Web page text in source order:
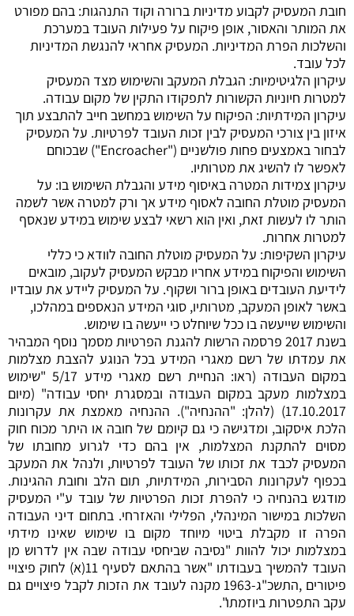
חובת המעסיק לקבוע מדיניות ברורה וקוד התנהגות: בהם מפורט
את המותר והאסור, אופן פיקוח על פעילות העובד במערכת
והשלכות הפרת המדיניות. המעסיק אחראי להנגשת המדיניות
לכל עובד.
עיקרון הלגיטימיות: הגבלת המעקב והשימוש מצד המעסיק
למטרות חיוניות הקשורות לתפקודו התקין של מקום עבודה.
עיקרון המידתיות: הפיקוח על השימוש במחשב חייב להתבצע תוך
איזון בין צורכי המעסיק לבין זכות העובד לפרטיות. על המעסיק
לבחור באמצעים פחות פולשניים ("Encroacher") שבכוחם
לאפשר לו להשיג את מטרותיו.
עיקרון צמידות המטרה באיסוף מידע והגבלת השימוש בו: על
המעסיק מוטלת החובה לאסוף מידע אך ורק למטרה אשר לשמה
הותר לו לעשות זאת, ואין הוא רשאי לבצע שימוש במידע שנאסף
למטרות אחרות.
עיקרון השקיפות: על המעסיק מוטלת החובה לוודא כי כללי
השימוש והפיקוח במידע אחריו מבקש המעסיק לעקוב, מובאים
לידיעת העובדים באופן ברור ושקוף. על המעסיק ליידע את עובדיו
באשר לאופן המעקב, מטרותיו, סוגי המידע הנאספים במהלכו,
והשימוש שייעשה בו ככל שיוחלט כי ייעשה בו שימוש.
בשנת 2017 פרסמה הרשות להגנת הפרטיות מסמך נוסף המבהיר
את עמדתו של רשם מאגרי המידע בכל הנוגע להצבת מצלמות
במקום העבודה (ראו: הנחיית רשם מאגרי מידע 5/17 "שימוש
במצלמות מעקב במקום העבודה ובמסגרת יחסי עבודה" (מיום
17.10.2017) (להלן: "ההנחיה"). ההנחיה מאמצת את עקרונות
הלכת איסקוב, ומדגישה כי גם קיומם של חובה או היתר מכוח חוק
מסוים להתקנת המצלמות, אין בהם כדי לגרוע מחובתו של
המעסיק לכבד את זכותו של העובד לפרטיות, ולנהל את המעקב
בכפוף לעקרונות הסבירות, המידתיות, תום הלב וחובת ההגינות.
מודגש בהנחיה כי להפרת זכות הפרטיות של עובד ע"י המעסיק
השלכות במישור המינהלי, הפלילי והאזרחי. בתחום דיני העבודה
הפרה זו מקבלת ביטוי מיוחד מקום בו שימוש שאינו מידתי
במצלמות יכול להוות "נסיבה שביחסי עבודה שבה אין לדרוש מן
העובד להמשיך בעבודתו "אשר בהתאם לסעיף 11(א) ל
חוק פיצויי
פיטורי
ם ,התשכ"ג-1963 מקנה לעובד את הזכות לקבל פיצויים גם
עקב התפטרות ביוזמתו".